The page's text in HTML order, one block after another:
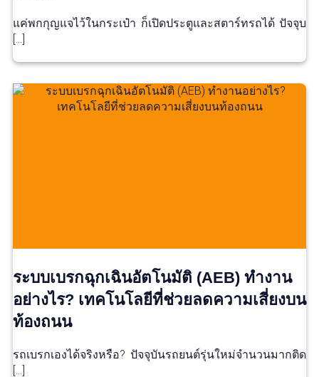
แค่พกกุญแจไว้ในกระเป๋า ก็เปิดประตูและสตาร์ทรถได้ ปัจจุบ
[…]
ระบบเบรกฉุกเฉินอัตโนมัติ (AEB) ทำงาน
อย่างไร? เทคโนโลยีที่ช่วยลดความเสี่ยงบน
ท้องถนน
รถเบรกเองได้จริงหรือ? ปัจจุบันรถยนต์รุ่นใหม่จำนวนมากติด
[…]